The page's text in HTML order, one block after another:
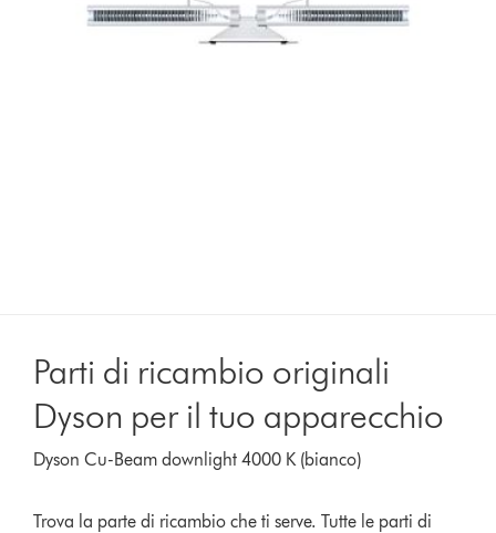
Parti di ricambio originali
Dyson per il tuo apparecchio
Dyson Cu-Beam downlight 4000 K (bianco)
Trova la parte di ricambio che ti serve. Tutte le parti di